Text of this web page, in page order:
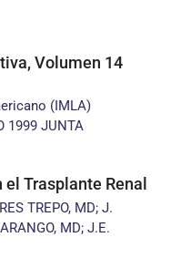
Volumen 14
(IMLA)
1999 JUNTA
Trasplante Renal
TREPO, MD; J.
MD; J.E.